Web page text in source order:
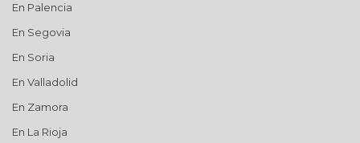
En Palencia
En Segovia
En Soria
En Valladolid
En Zamora
En La Rioja